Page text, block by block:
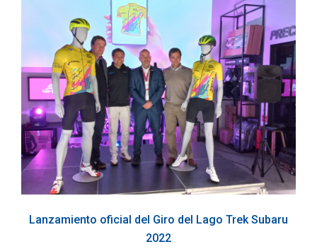
Lanzamiento oficial del Giro del Lago Trek Subaru
2022